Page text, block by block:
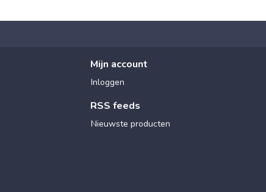
Mijn account
Inloggen
RSS feeds
Nieuwste producten